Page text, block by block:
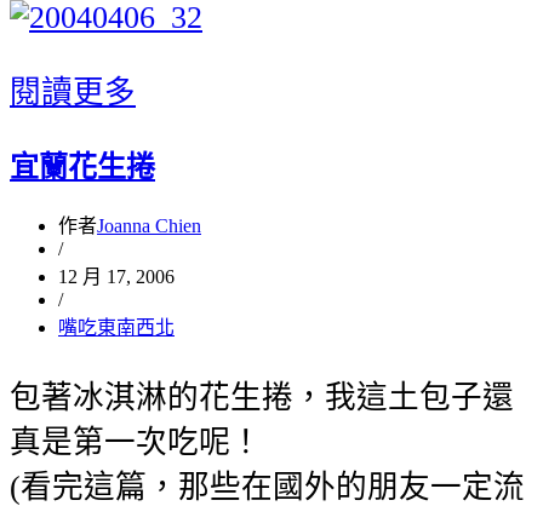
閱讀更多
宜蘭花生捲
作者Joanna Chien
/
12 月 17, 2006
/
嘴吃東南西北
包著冰淇淋的花生捲，我這土包子還
真是第一次吃呢！
(看完這篇，那些在國外的朋友一定流